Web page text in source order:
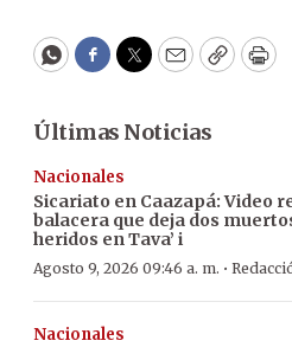
WhatsApp
Facebook
Twitter
EmailCopy
Últimas Noticias
Nacionales
Sicariato en Caazapá: Video
balacera que deja dos
heridos en Tava’ i
Agosto 9, 2026 09:46 a. m. ·
Nacionales